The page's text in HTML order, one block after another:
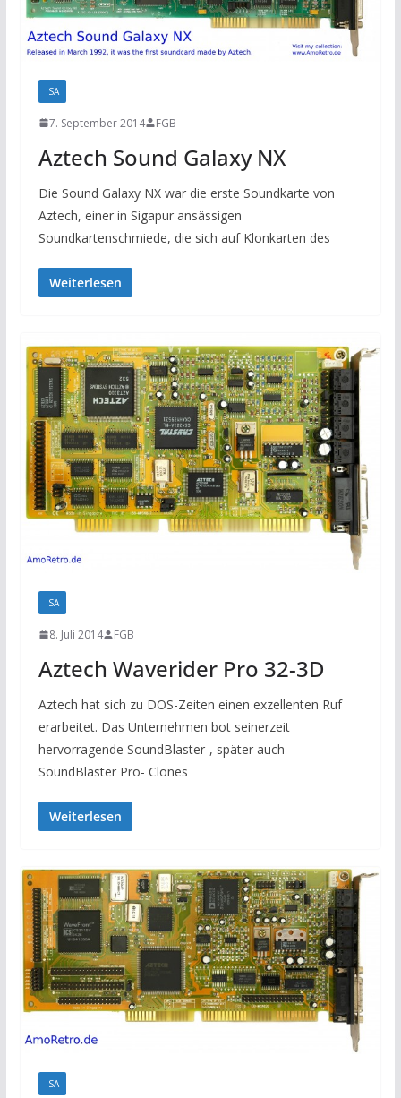
ISA
7. September 2014 FGB
Aztech Sound Galaxy NX
Die Sound Galaxy NX war die erste Soundkarte von
Aztech, einer in Sigapur ansässigen
Soundkartenschmiede, die sich auf Klonkarten des
Weiterlesen
ISA
8. Juli 2014 FGB
Aztech Waverider Pro 32-3D
Aztech hat sich zu DOS-Zeiten einen exzellenten Ruf
erarbeitet. Das Unternehmen bot seinerzeit
hervorragende SoundBlaster-, später auch
SoundBlaster Pro- Clones
Weiterlesen
ISA